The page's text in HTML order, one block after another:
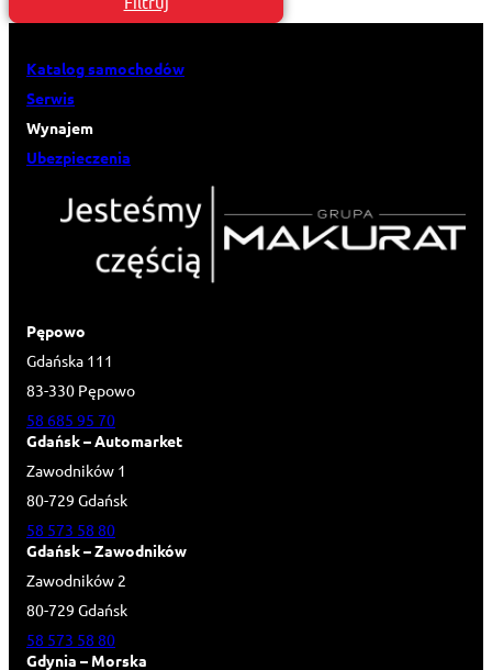
Katalog samochodów
Serwis
Wynajem
Ubezpieczenia
Pępowo
Gdańska 111
83-330 Pępowo
58 685 95 70
Gdańsk – Automarket
Zawodników 1
80-729 Gdańsk
58 573 58 80
Gdańsk – Zawodników
Zawodników 2
80-729 Gdańsk
58 573 58 80
Gdynia – Morska